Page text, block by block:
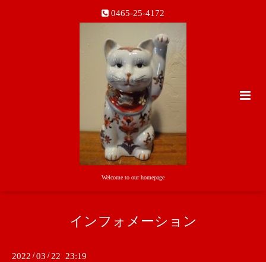
0465-25-4172
Welcome to our homepage
インフォメーション
2022 /03 / 22 23:19